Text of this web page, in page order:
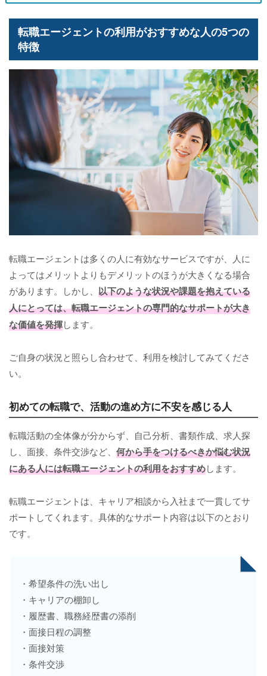
転職エージェントの利用がおすすめな人の5つの
特徴
転職エージェントは多くの人に有効なサービスですが、人に
よってはメリットよりもデメリットのほうが大きくなる場合
があります。しかし、 以下のような状況や課題を抱えている
人にとっては、転職エージェントの専門的なサポートが大き
な価値を発揮します。
ご自身の状況と照らし合わせて、利用を検討してみてくださ
い。
初めての転職で、活動の進め方に不安を感じる人
転職活動の全体像が分からず、自己分析、書類作成、求人探
し、面接、条件交渉など、 何から手をつけるべきか悩む状況
にある人には転職エージェントの利用をおすすめします。
転職エージェントは、キャリア相談から入社まで一貫してサ
ポートしてくれます。具体的なサポート内容は以下のとおり
です。
・希望条件の洗い出し
・キャリアの棚卸し
・履歴書、職務経歴書の添削
・面接日程の調整
・面接対策
・条件交渉